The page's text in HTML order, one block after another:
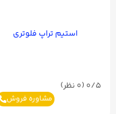
استیم تراپ فلوتری
0/5 (۰ نظر)
مشاوره فروش